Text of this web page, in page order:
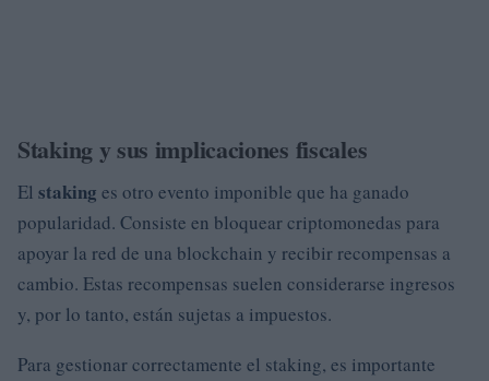
Staking y sus implicaciones fiscales
El staking es otro evento imponible que ha ganado
popularidad. Consiste en bloquear criptomonedas para
apoyar la red de una blockchain y recibir recompensas a
cambio. Estas recompensas suelen considerarse ingresos
y, por lo tanto, están sujetas a impuestos.
Para gestionar correctamente el staking, es importante